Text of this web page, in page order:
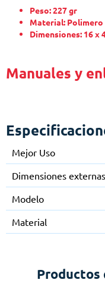
Peso: 227 gr
Material: Polimero
Dimensiones: 16 x
Manuales y
Mejor Uso
Dimensiones externas
Modelo
Material
Productos